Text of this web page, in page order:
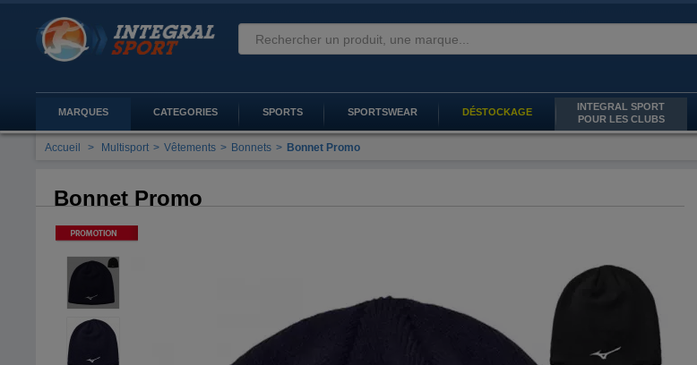
MARQUES CATEGORIES SPORTS SPORTSWEAR DÉSTOCKAGE
INTEGRAL SPORT
POUR LES CLUBS
Accueil > Multisport > Vêtements > Bonnets > Bonnet Promo
Bonnet Promo